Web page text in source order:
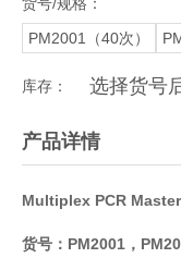
PM2001（40次）
库存： 选择货号
产品详情
Multiplex PCR
货号 ：PM2001，P